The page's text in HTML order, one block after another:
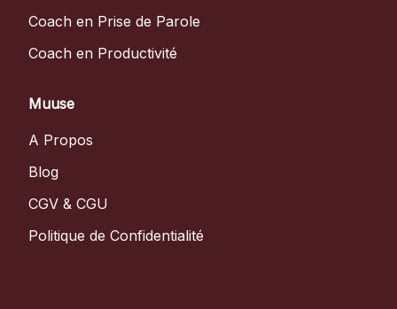
Coach en Prise de Parole
Coach en Productivité
Muuse
A Propos
Blog
CGV & CGU
Politique de Confidentialité